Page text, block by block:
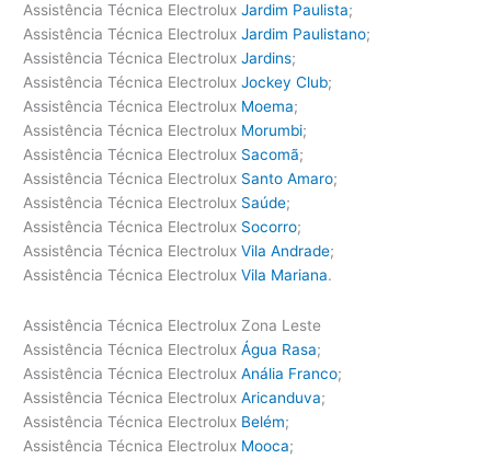
Assistência Técnica ElectroluxJardim Paulista;
Assistência Técnica ElectroluxJardim Paulistano;
Assistência Técnica ElectroluxJardins;
Assistência Técnica ElectroluxJockey Club;
Assistência Técnica Electrolux Moema;
Assistência Técnica Electrolux Morumbi;
Assistência Técnica Electrolux Sacomã;
Assistência Técnica Electrolux Santo Amaro;
Assistência Técnica Electrolux Saúde;
Assistência Técnica Electrolux Socorro;
Assistência Técnica ElectroluxVila Andrade;
Assistência Técnica ElectroluxVila Mariana.
Assistência Técnica Electrolux Zona Leste
Assistência Técnica ElectroluxÁgua Rasa;
Assistência Técnica ElectroluxAnália Franco;
Assistência Técnica ElectroluxAricanduva;
Assistência Técnica Electrolux Belém;
Assistência Técnica Electrolux Mooca;